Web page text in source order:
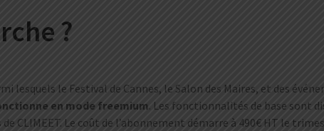
?
lesquels le Festival de Cannes, le Salon des Maires, et des
en mode freemium. Les fonctionnalités de base sont
Le coût de l’abonnement démarre à 490€ HT le